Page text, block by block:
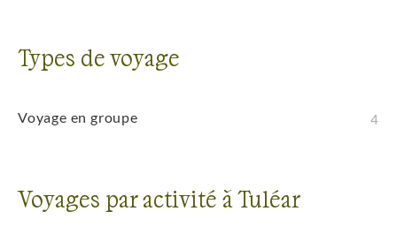
Types de voyage
Voyage en groupe 4
Voyages par activité à Tuléar